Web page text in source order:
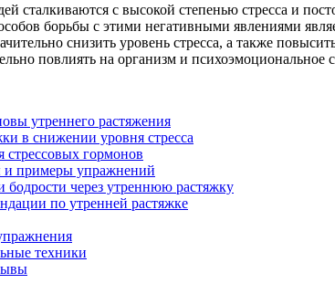
сталкиваются с высокой степенью стресса и
борьбы с этими негативными явлениями
снизить уровень стресса, а также
повлиять на организм и психоэмоциональное
утреннего растяжения
в снижении уровня стресса
гормонов
и примеры упражнений
бодрости через утреннюю растяжку
по утренней растяжке
техники